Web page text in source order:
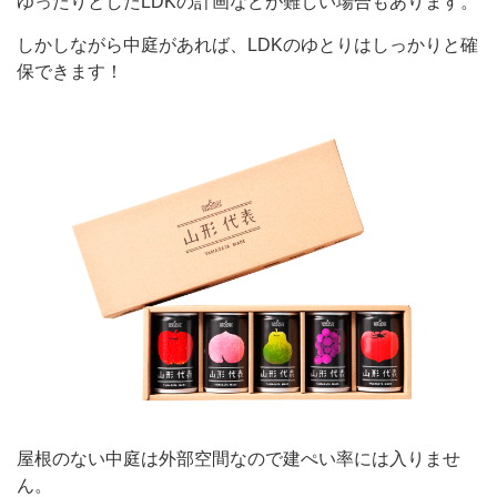
しかしながら中庭があれば、 LDKのゆとりはしっかりと確
保できます！
屋根のない中庭は外部空間なので建ぺい率には入りませ
ん。